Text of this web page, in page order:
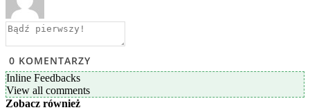
0 KOMENTARZY
Inline Feedbacks
View all comments
Zobacz również